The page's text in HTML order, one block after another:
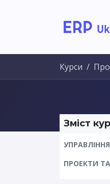
Курси
Зміст
ПРОЕКТИ